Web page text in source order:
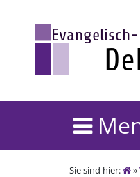
Sie sind hier: »